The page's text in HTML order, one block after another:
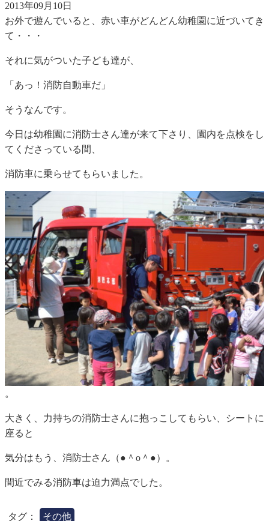
2013年09月10日
お外で遊んでいると、赤い車がどんどん幼稚園に近づいてき
て・・・
それに気がついた子ども達が、
「あっ！消防自動車だ」
そうなんです。
今日は幼稚園に消防士さん達が来て下さり、園内を点検をし
てくださっている間、
消防車に乗らせてもらいました。
。
大きく、力持ちの消防士さんに抱っこしてもらい、シートに
座ると
気分はもう、消防士さん（●＾o＾●）。
間近でみる消防車は迫力満点でした。
タグ： その他